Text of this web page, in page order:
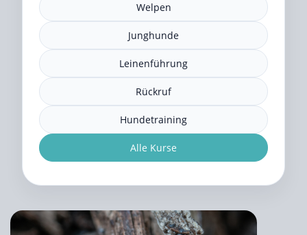
Welpen
Junghunde
Leinenführung
Rückruf
Hundetraining
Alle Kurse